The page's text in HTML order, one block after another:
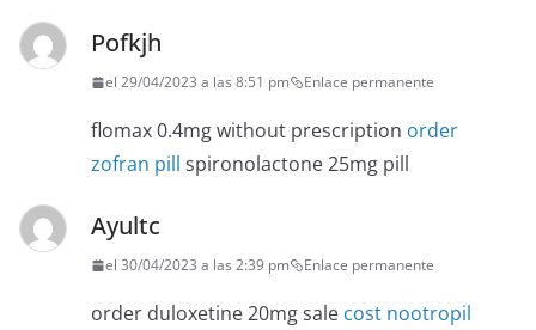
Pofkjh
el 29/04/2023 a las 8:51 pm Enlace permanente
flomax 0.4mg without prescription order
zofran pill spironolactone 25mg pill
Ayultc
el 30/04/2023 a las 2:39 pm Enlace permanente
order duloxetine 20mg sale cost nootropil